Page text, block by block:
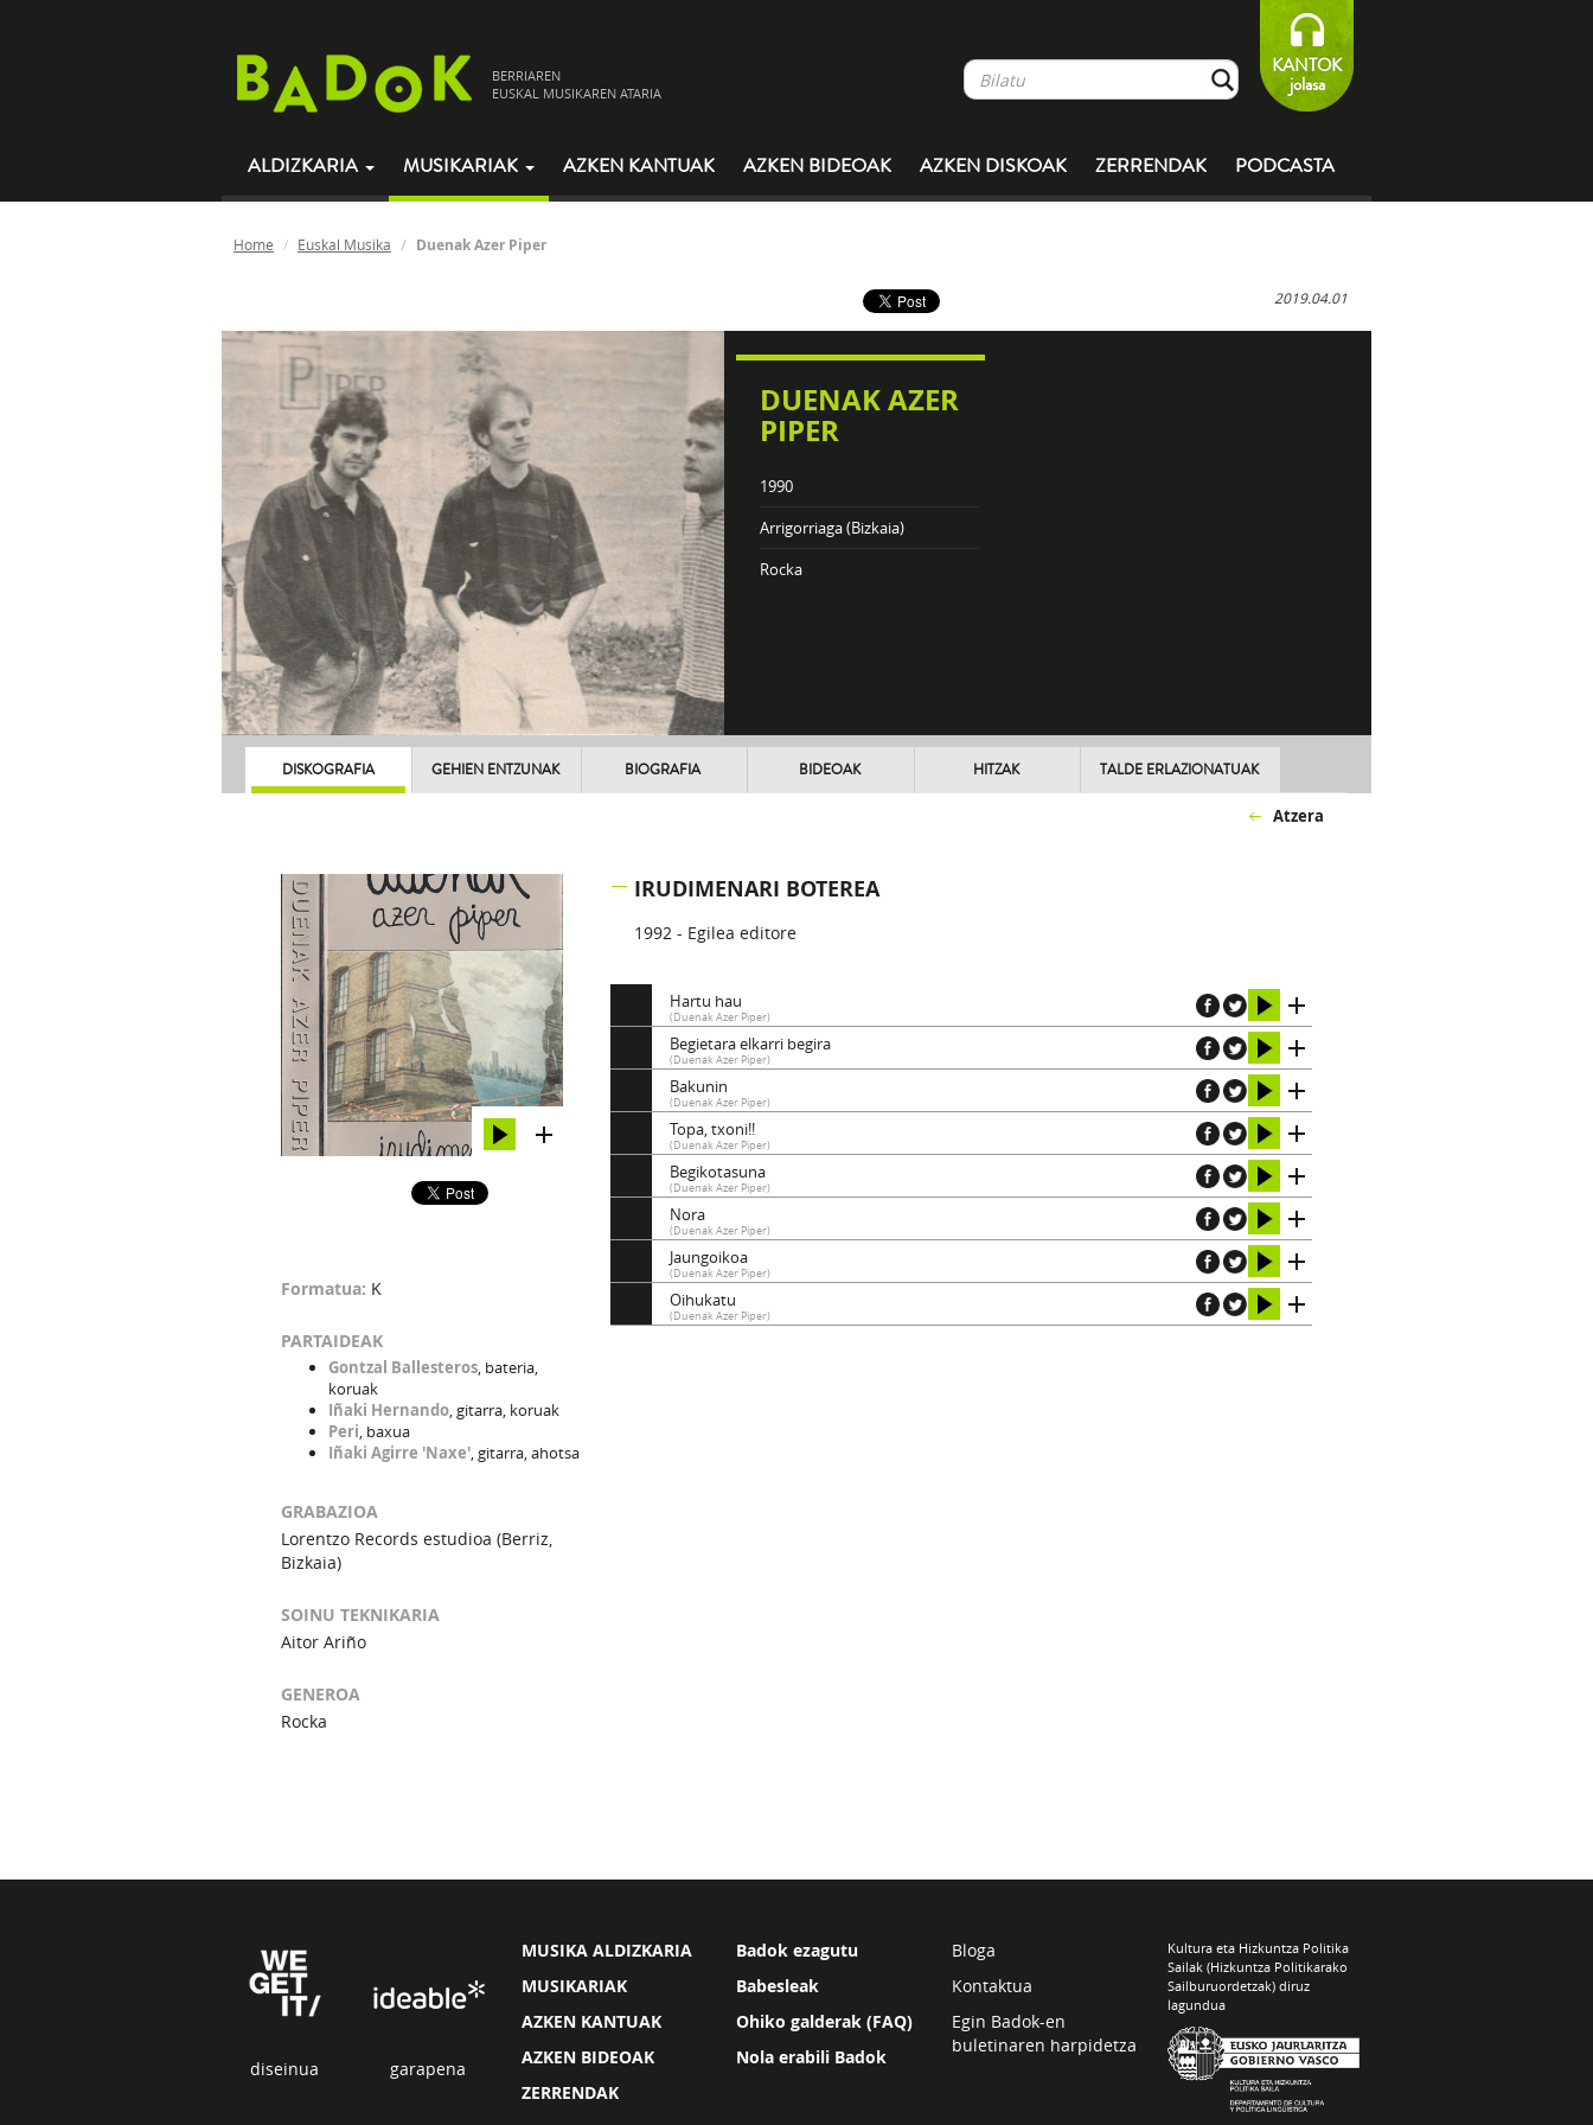
BERRIAREN
EUSKAL MUSIKAREN ATARIA
KANTOK
jolasa
ALDIZKARIA MUSIKARIAK AZKEN KANTUAK AZKEN BIDEOAK AZKEN DISKOAK ZERRENDAK PODCASTA
Home Euskal Musika Duenak Azer Piper
2019.04.01
DUENAK AZER
PIPER
1990
Arrigorriaga (Bizkaia)
Rocka
DISKOGRAFIA GEHIEN ENTZUNAK BIOGRAFIA BIDEOAK HITZAK TALDE ERLAZIONATUAK
Atzera
Formatua: K
PARTAIDEAK
Gontzal Ballesteros, bateria,
koruak
Iñaki Hernando, gitarra, koruak
Peri, baxua
Iñaki Agirre 'Naxe', gitarra, ahotsa
GRABAZIOA
Lorentzo Records estudioa (Berriz,
Bizkaia)
SOINU TEKNIKARIA
Aitor Ariño
GENEROA
Rocka
IRUDIMENARI BOTEREA
1992 - Egilea editore
Hartu hau
(Duenak Azer Piper)
Begietara elkarri begira
(Duenak Azer Piper)
Bakunin
(Duenak Azer Piper)
Topa, txoni!!
(Duenak Azer Piper)
Begikotasuna
(Duenak Azer Piper)
Nora
(Duenak Azer Piper)
Jaungoikoa
(Duenak Azer Piper)
Oihukatu
(Duenak Azer Piper)
diseinua garapena
MUSIKA ALDIZKARIA
MUSIKARIAK
AZKEN KANTUAK
AZKEN BIDEOAK
ZERRENDAK
Badok ezagutu
Babesleak
Ohiko galderak (FAQ)
Nola erabili Badok
Bloga
Kontaktua
Egin Badok-en
buletinaren harpidetza
Kultura eta Hizkuntza Politika
Sailak (Hizkuntza Politikarako
Sailburuordetzak) diruz
lagundua